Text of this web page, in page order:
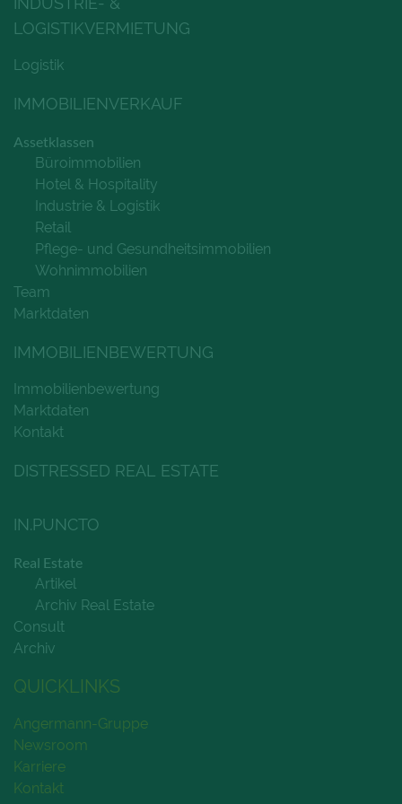
LOGISTIKVERMIETUNG
Logistik
IMMOBILIENVERKAUF
Assetklassen
Büroimmobilien
Hotel & Hospitality
Industrie & Logistik
Retail
Pflege- und Gesundheitsimmobilien
Wohnimmobilien
Team
Marktdaten
IMMOBILIENBEWERTUNG
Immobilienbewertung
Marktdaten
Kontakt
DISTRESSED REAL ESTATE
IN.PUNCTO
Real Estate
Artikel
Archiv Real Estate
Consult
Archiv
QUICKLINKS
Angermann-Gruppe
Newsroom
Karriere
Kontakt